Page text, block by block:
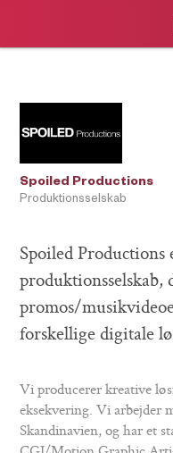
Spoiled Productions
Produktionsselskab
Spoiled
produktionsselskab,
promos/
forskellige digitale
Vi producerer kreative
eksekvering. Vi arbejder
Skandinavien, og har et